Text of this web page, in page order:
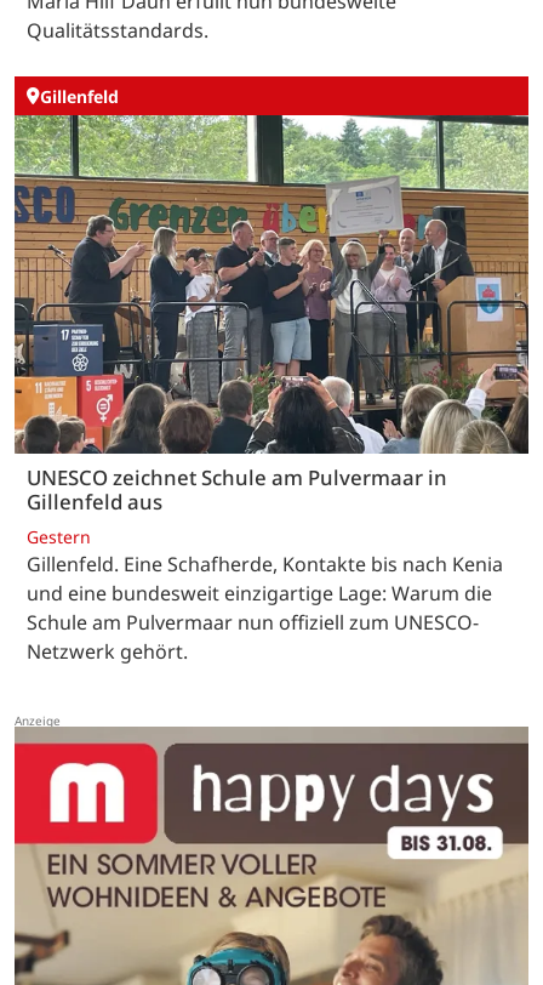
Qualitätsstandards.
Gillenfeld
UNESCO zeichnet Schule am Pulvermaar in
Gillenfeld aus
Gestern
Gillenfeld. Eine Schafherde, Kontakte bis nach Kenia
und eine bundesweit einzigartige Lage: Warum die
Schule am Pulvermaar nun offiziell zum UNESCO-
Netzwerk gehört.